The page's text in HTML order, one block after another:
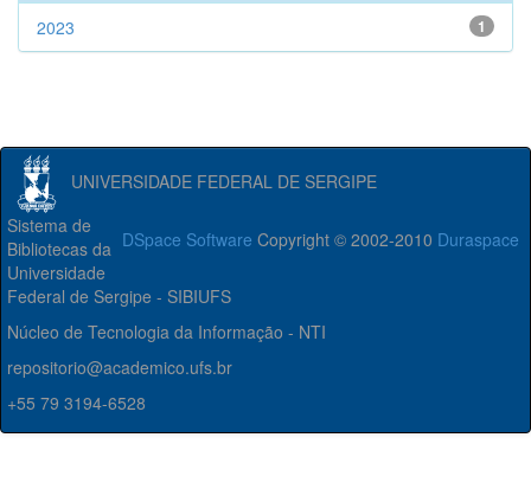
1
2023
UNIVERSIDADE FEDERAL DE SERGIPE
DSpace Software Copyright © 2002-2010 Duraspace
Sistema de
Bibliotecas da
Universidade
Federal de Sergipe - SIBIUFS
Núcleo de Tecnologia da Informação - NTI
repositorio@academico.ufs.br
+55 79 3194-6528